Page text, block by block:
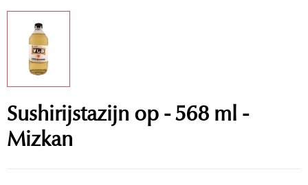
Sushirijstazijn op - 568 ml -
Mizkan